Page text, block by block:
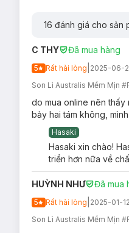
Hướng dẫn bảo
Nơi khô ráo
Tránh ánh nắng
Đậy nắp kín sau
Lưu ý: Tác dụng có thể
16 đánh giá cho sản
C THY Đã mua hàng
5 Rất hài lòng 2025-06-
Son Lì Australis Mềm Mịn
do mua online nên thấy
bảy hai tám không,
Hasaki
Hasaki xin chào!
triển hơn nữa về
HUỲNH NHƯ Đã mua
5 Rất hài lòng 2025-01-
Son Lì Australis Mềm Mịn